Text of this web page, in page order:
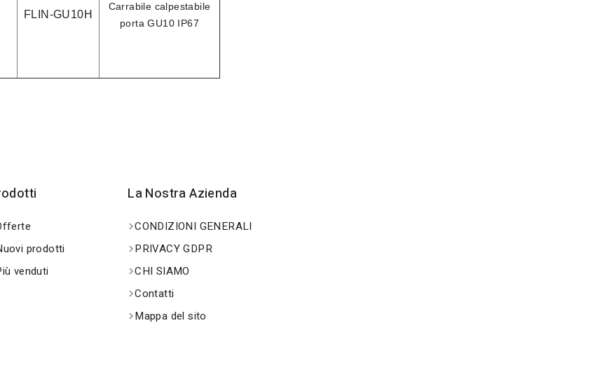
FLIN-GU10H
Carrabile calpestabile
porta GU10 IP67
prodotti
venduti
La Nostra Azienda
CONDIZIONI GENERALI
PRIVACY GDPR
CHI SIAMO
Contatti
Mappa del sito